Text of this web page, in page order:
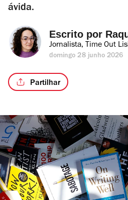
ávida.
Escrito por
Jornalista, Time Out
domingo 28 junho 2026
Partilhar